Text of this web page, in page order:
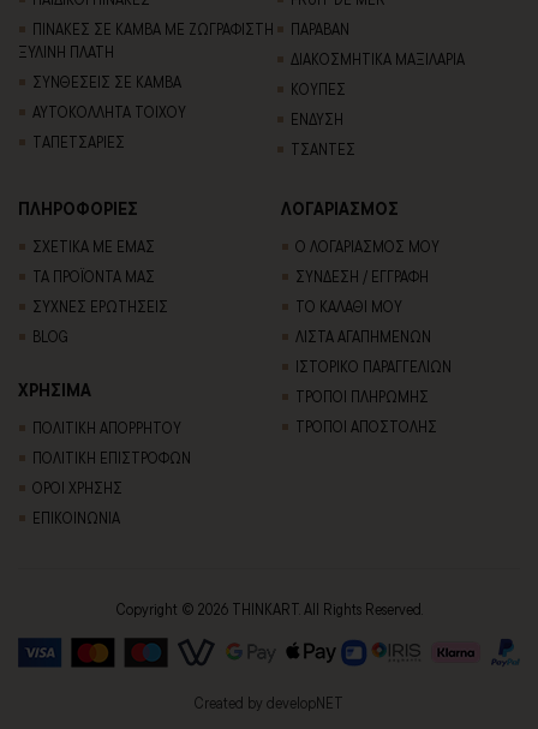
ΠΙΝΑΚΕΣ ΣΕ ΚΑΜΒΑ ΜΕ ΖΩΓΡΑΦΙΣΤΗ
ΞΥΛΙΝΗ ΠΛΑΤΗ
ΣΥΝΘΕΣΕΙΣ ΣΕ ΚΑΜΒΑ
ΑΥΤΟΚΟΛΛΗΤΑ ΤΟΙΧΟΥ
TΑΠΕΤΣΑΡΙΕΣ
ΠΑΡΑΒΑΝ
ΔΙΑΚΟΣΜΗΤΙΚΑ ΜΑΞΙΛΑΡΙΑ
ΚΟΥΠΕΣ
ΕΝΔΥΣΗ
ΤΣΑΝΤΕΣ
ΠΛΗΡΟΦΟΡΙΕΣ
ΣΧΕΤΙΚΑ ΜΕ ΕΜΑΣ
ΤΑ ΠΡΟΪΟΝΤΑ ΜΑΣ
ΣΥΧΝΕΣ ΕΡΩΤΗΣΕΙΣ
BLOG
ΛΟΓΑΡΙΑΣΜΟΣ
Ο ΛΟΓΑΡΙΑΣΜΟΣ ΜΟΥ
ΣΥΝΔΕΣΗ / ΕΓΓΡΑΦΗ
ΤΟ ΚΑΛΑΘΙ ΜΟΥ
ΛΙΣΤΑ ΑΓΑΠΗΜΕΝΩΝ
ΙΣΤΟΡΙΚΟ ΠΑΡΑΓΓΕΛΙΩΝ
ΤΡΟΠΟΙ ΠΛΗΡΩΜΗΣ
ΤΡΟΠΟΙ ΑΠΟΣΤΟΛΗΣ
ΧΡΗΣΙΜΑ
ΠΟΛΙΤΙΚΗ ΑΠΟΡΡΗΤΟΥ
ΠΟΛΙΤΙΚΗ ΕΠΙΣΤΡΟΦΩΝ
ΟΡΟΙ ΧΡΗΣΗΣ
ΕΠΙΚΟΙΝΩΝΙΑ
Copyright © 2026 THINKART. All Rights Reserved.
Created by developNET